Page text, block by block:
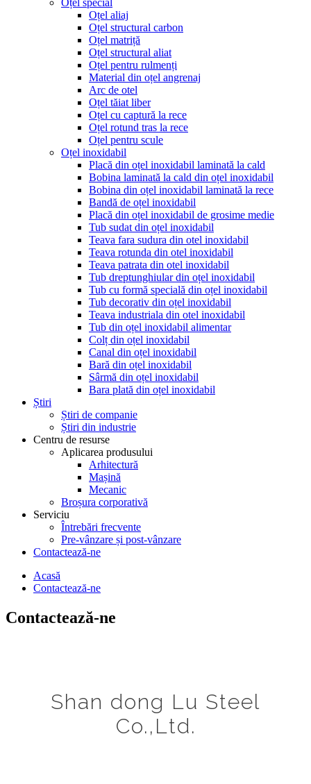
Oțel special
Oțel aliaj
Oțel structural carbon
Oțel matriță
Oțel structural aliat
Oțel pentru rulmenți
Material din oțel angrenaj
Arc de otel
Oțel tăiat liber
Oțel cu captură la rece
Oțel rotund tras la rece
Oțel pentru scule
Oțel inoxidabil
Placă din oțel inoxidabil laminată la cald
Bobina laminată la cald din oțel inoxidabil
Bobina din oțel inoxidabil laminată la rece
Bandă de oțel inoxidabil
Placă din oțel inoxidabil de grosime medie
Tub sudat din oțel inoxidabil
Teava fara sudura din otel inoxidabil
Teava rotunda din otel inoxidabil
Teava patrata din otel inoxidabil
Tub dreptunghiular din oțel inoxidabil
Tub cu formă specială din oțel inoxidabil
Tub decorativ din oțel inoxidabil
Teava industriala din otel inoxidabil
Tub din oțel inoxidabil alimentar
Colț din oțel inoxidabil
Canal din oțel inoxidabil
Bară din oțel inoxidabil
Sârmă din oțel inoxidabil
Bara plată din oțel inoxidabil
Știri
Știri de companie
Știri din industrie
Centru de resurse
Aplicarea produsului
Arhitectură
Mașină
Mecanic
Broșura corporativă
Serviciu
Întrebări frecvente
Pre-vânzare și post-vânzare
Contactează-ne
Acasă
Contactează-ne
Contactează-ne
Shan dong Lu Steel
Co.,Ltd.